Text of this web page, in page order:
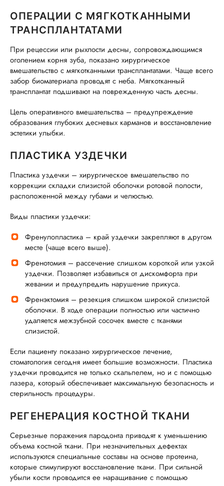
ОПЕРАЦИИ С МЯГКОТКАННЫМИ
ТРАНСПЛАНТАТАМИ
При рецессии или рыхлости десны, сопровождающимся
оголением корня зуба, показано хирургическое
вмешательство с мягкотканными трансплантатами. Чаще всего
забор биоматериала проводят с неба. Мягкотканный
трансплантат подшивают на поврежденную часть десны.
Цель оперативного вмешательства – предупреждение
образования глубоких десневых карманов и восстановление
эстетики улыбки.
ПЛАСТИКА УЗДЕЧКИ
Пластика уздечки – хирургическое вмешательство по
коррекции складки слизистой оболочки ротовой полости,
расположенной между губами и челюстью.
Виды пластики уздечки:
Френулопластика – край уздечки закрепляют в другом
месте (чаще всего выше).
Френотомия – рассечение слишком короткой или узкой
уздечки. Позволяет избавиться от дискомфорта при
жевании и предупредить нарушение прикуса.
Френэктомия – резекция слишком широкой слизистой
оболочки. В ходе операции полностью или частично
удаляется межзубной сосочек вместе с тканями
слизистой.
Если пациенту показано хирургическое лечение,
стоматология сегодня имеет большие возможности. Пластика
уздечки проводится не только скальпелем, но и с помощью
лазера, который обеспечивает максимальную безопасность и
стерильность процедуры.
РЕГЕНЕРАЦИЯ КОСТНОЙ ТКАНИ
Серьезные поражения пародонта приводят к уменьшению
объема костной ткани. При незначительных дефектах
используются специальные составы на основе протеина,
которые стимулируют восстановление ткани. При сильной
убыли кости проводится ее наращивание с помощью